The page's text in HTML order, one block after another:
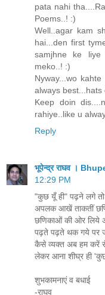
pata nahi
Poems..! :)
Well..agar kam
hai...den first
samjhne ke
meko..! :)
Nyway...wo
always
Keep doin
rahiye..like u
Reply
भूपेन्द्र राघव ।
12:29 PM
"कुछ यूँ ही" पढ़ने लगे तो
अपलक आखें ताकतीं
छणिकाओं की ओर लिये
पढ़ते पढ़ते थक गये पर
कैसे व्यक्त अब हम करें
लेकर आना शीघ्र ही
शुभकामनाएं व बधाई
-राघव